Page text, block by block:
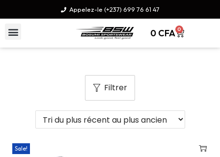
Appelez-le (+237) 699 76 61 47
0 CFA 0
Filtrer
Sale!